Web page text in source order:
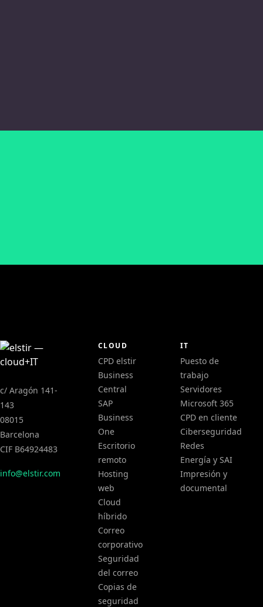
c/ Aragón 141-
143
08015
Barcelona
CIF B64924483
info@elstir.com
CLOUD
CPD elstir
Business
Central
SAP
Business
One
Escritorio
remoto
Hosting
web
Cloud
híbrido
Correo
corporativo
Seguridad
del correo
Copias de
seguridad
IT
Puesto de
trabajo
Servidores
Microsoft 365
CPD en cliente
Ciberseguridad
Redes
Energía y SAI
Impresión y
documental